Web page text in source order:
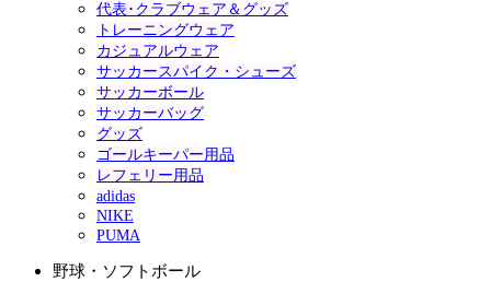
代表･クラブウェア＆グッズ
トレーニングウェア
カジュアルウェア
サッカースパイク・シューズ
サッカーボール
サッカーバッグ
グッズ
ゴールキーパー用品
レフェリー用品
adidas
NIKE
PUMA
野球・ソフトボール